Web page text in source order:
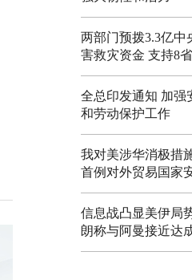
两部门预拨3.3亿中
害救灾资金 支持8
全总印发通知 加强
和劳动保护工作
我对美涉华消极措
首例对外贸易国家
信息战凸显美伊局
朗称与阿曼接近达